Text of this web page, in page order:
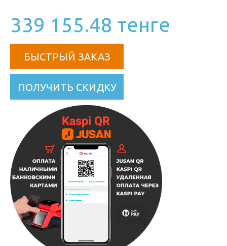
339 155.48 тенге
БЫСТРЫЙ ЗАКАЗ
ПОЛУЧИТЬ СКИДКУ